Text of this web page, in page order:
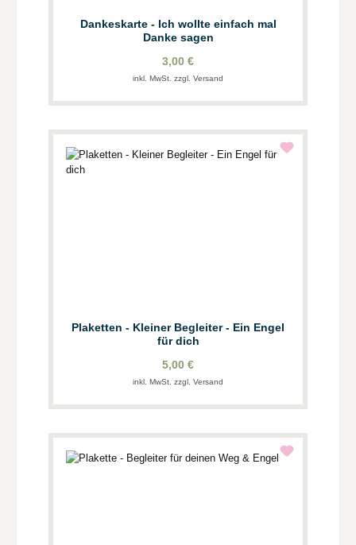
Dankeskarte - Ich wollte einfach mal
Danke sagen
3,00 €
inkl. MwSt. zzgl. Versand
Plaketten - Kleiner Begleiter - Ein Engel
für dich
5,00 €
inkl. MwSt. zzgl. Versand